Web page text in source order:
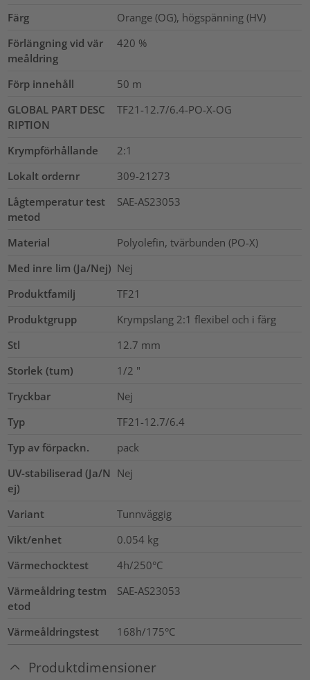
Färg
Orange (OG), högspänning (HV)
Förlängning vid vär
meåldring
420 %
Förp innehåll 50 m
GLOBAL PART DESC
RIPTION
TF21-12.7/6.4-PO-X-OG
Krympförhållande
2:1
Lokalt ordernr
309-21273
Lågtemperatur test
metod
SAE-AS23053
Material
Polyolefin, tvärbunden (PO-X)
Med inre lim (Ja/Nej) Nej
Produktfamilj
TF21
Produktgrupp
Krympslang 2:1 flexibel och i färg
Stl
12.7 mm
Storlek (tum)
1/2 "
Tryckbar
Nej
Typ
TF21-12.7/6.4
Typ av förpackn.
pack
UV-stabiliserad (Ja/N
ej)
Nej
Variant
Tunnväggig
Vikt/enhet
0.054 kg
Värmechocktest
4h/250°C
Värmeåldring testm
etod
SAE-AS23053
Värmeåldringstest 168h/175°C
Produktdimensioner